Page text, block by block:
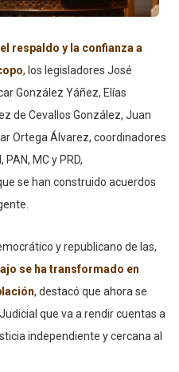
respaldo y la confianza a
, los legisladores José
González Yáñez, Elías
de Cevallos González, Juan
Ortega Álvarez, coordinadores
MC y PRD,
se han construido acuerdos
y republicano de las,
se ha transformado en
, destacó que ahora se
que va a rendir cuentas a
independiente y cercana al